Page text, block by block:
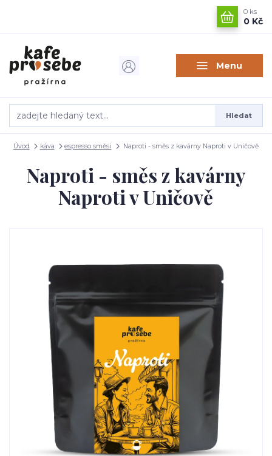
Menu
Hledat
0 ks
0 Kč
Úvod káva espresso směsi Naproti - směs z kavárny Naproti v Uničově
Naproti - směs z kavárny
Naproti v Uničově